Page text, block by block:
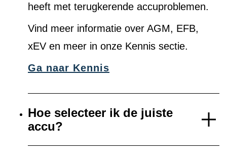
heeft met terugkerende accuproblemen.
Vind meer informatie over AGM, EFB,
xEV en meer in onze Kennis sectie.
Ga naar Kennis
Hoe selecteer ik de juiste
accu?